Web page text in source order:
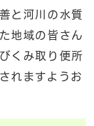
と河川の水質
地域の皆さん
くみ取り便所
れますようお